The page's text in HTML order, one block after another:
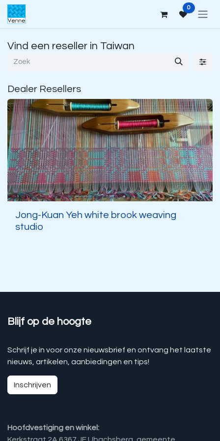
Overslaan naar inhoud 0
Vind een reseller in Taiwan
Dealer Resellers
Jong-Kuan Yeh white brook weaving
studio
Blijf op de hoogte
Schrijf je in voor onze nieuwsbrief en ontvang het laatste
nieuws, artikelen, aanbiedingen en tips!
Inschrijven
Hoofdvestiging en winkel: